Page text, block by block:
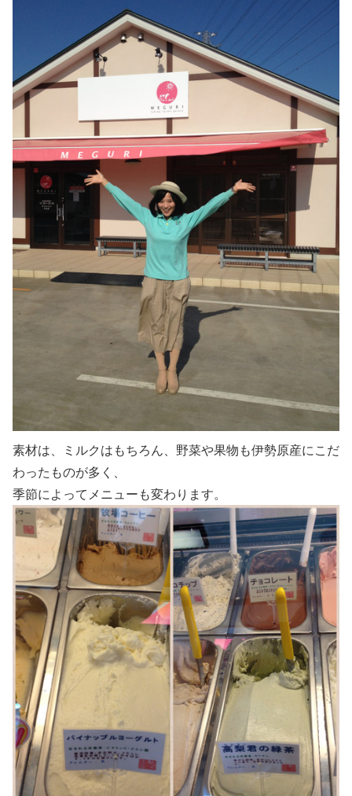
素材は、ミルクはもちろん、野菜や果物も伊勢原産にこだ
わったものが多く、
季節によってメニューも変わります。